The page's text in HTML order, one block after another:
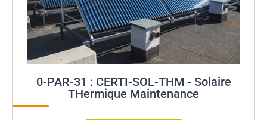
0-PAR-31 : CERTI-SOL-THM - Solaire
THermique Maintenance